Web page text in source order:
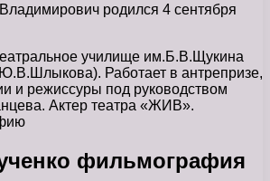
родился 4 сентября
училище им.Б.В.Щукина
Работает в антрепризе,
и режиссуры под руководством
Актер театра «ЖИВ».
фильмография